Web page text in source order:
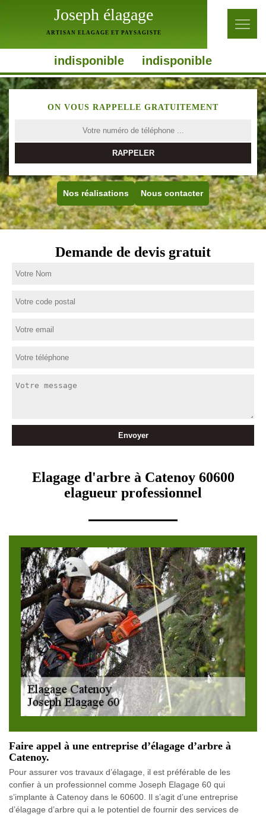
Joseph élagage
ARTISAN ELAGAGE ET PAYSAGISTE
indisponible indisponible
ON VOUS RAPPELLE GRATUITEMENT
Nos réalisations Nous contacter
Demande de devis gratuit
Elagage d'arbre à Catenoy 60600
elagueur professionnel
Faire appel à une entreprise d’élagage d’arbre à
Catenoy.
Pour assurer vos travaux d’élagage, il est préférable de les
confier à un professionnel comme Joseph Elagage 60 qui
s’implante à Catenoy dans le 60600. Il s’agit d’une entreprise
d’élagage d’arbre qui a le potentiel de fournir des services de